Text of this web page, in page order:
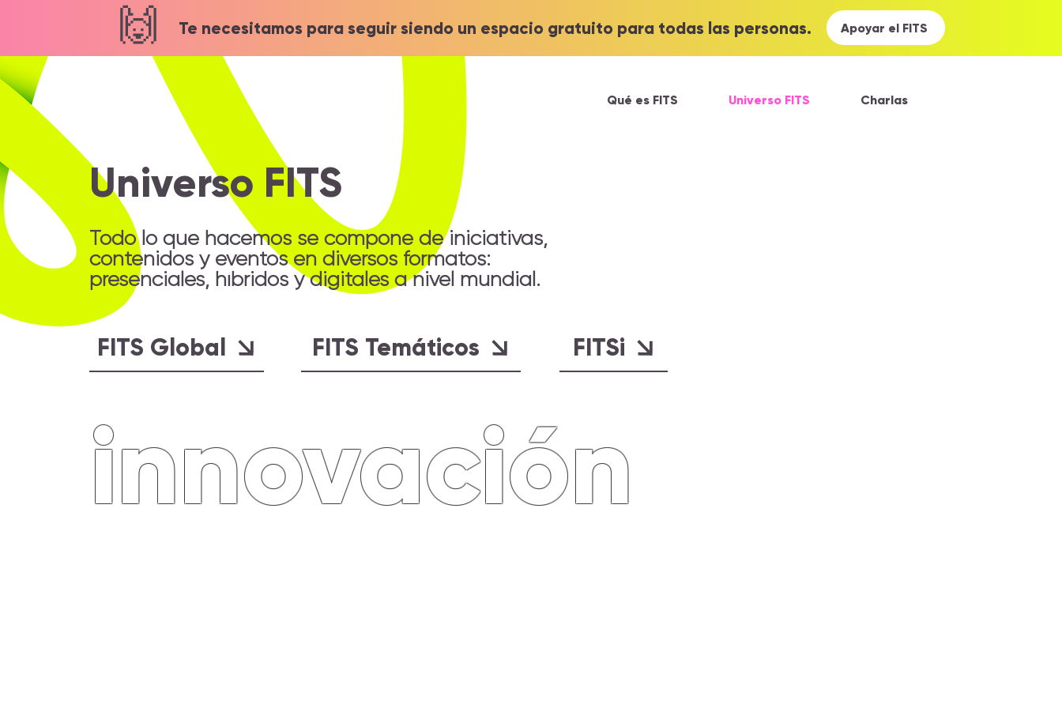
🙌 Te necesitamos para seguir siendo un espacio gratuito para todas las personas. Apoyar el FITS
Qué es FITS Universo FITS Charlas
Universo FITS
Todo lo que hacemos se compone de iniciativas,
contenidos y eventos en diversos formatos:
presenciales, híbridos y digitales a nivel mundial.
FITS Global FITS Temáticos FITSi
innovación